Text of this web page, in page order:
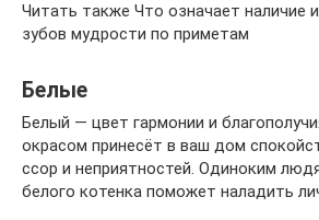
Читать также Что означает наличие
зубов мудрости по приметам
Белые
Белый — цвет гармонии и
окрасом принесёт в ваш дом
ссор и неприятностей. Одиноким
белого котенка поможет наладить